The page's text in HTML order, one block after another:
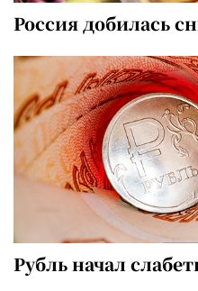
Россия добилась
Рубль начал